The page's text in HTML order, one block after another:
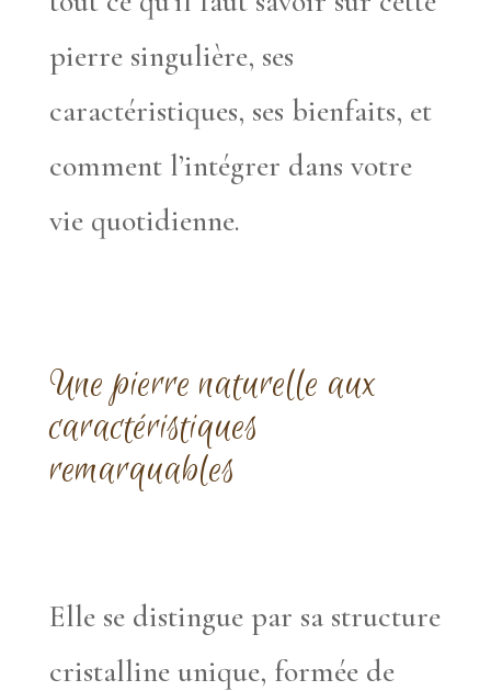
pierre singulière, ses
caractéristiques, ses bienfaits, et
comment l’intégrer dans votre
vie quotidienne.
Une pierre naturelle aux
caractéristiques
remarquables
Elle se distingue par sa structure
cristalline unique, formée de